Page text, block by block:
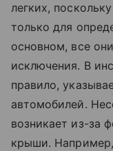
легких,
только для
основном, все
исключения. В
правило,
автомобилей.
возникает из-за
крыши.